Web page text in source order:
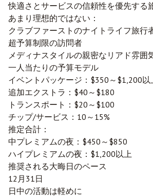
快適さとサービスの信頼性を優先する
あまり理想的ではない：
クラブファーストのナイトライフ旅行
超予算制限の訪問者
メディナスタイルの親密なリアド雰囲
一人当たりの予算モデル
イベントパッケージ：$350～$1,200以
追加エクストラ：$40～$180
トランスポート：$20～$100
チップ/サービス：10～15%
推定合計：
中プレミアムの夜：$450～$850
ハイプレミアムの夜：$1,200以上
推奨される大晦日のペース
12月31日
日中の活動は軽めに